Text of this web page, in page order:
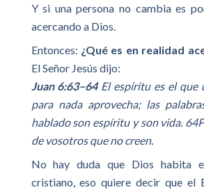
Y si una persona no cambia es
acercando a Dios.
Entonces: ¿Qué es en realidad
El Señor Jesús dijo:
Juan 6:63–64 El espíritu es el que
para nada aprovecha; las
hablado son espíritu y son vida.
de vosotros que no creen.
No hay duda que Dios habita
cristiano, eso quiere decir que el